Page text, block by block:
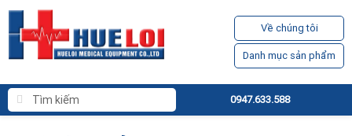
Về chúng tôi
Danh mục sản phẩm
0947.633.588